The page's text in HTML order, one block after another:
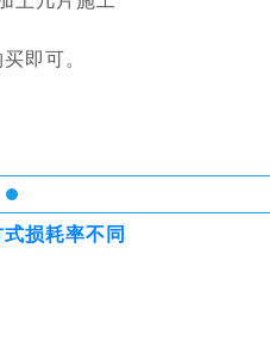
即可。
损耗率不同